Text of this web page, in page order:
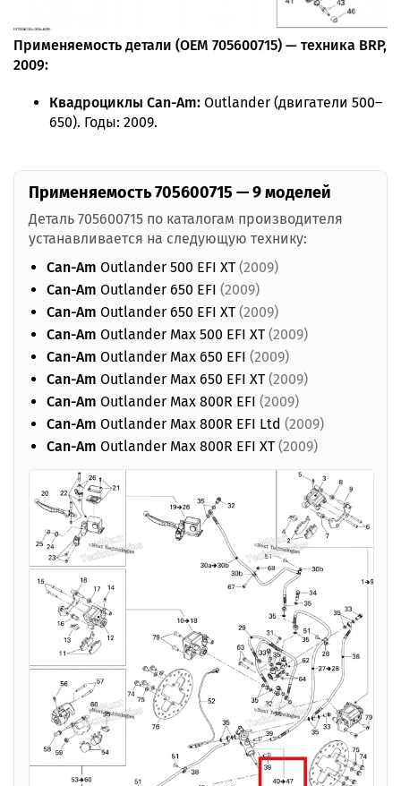
Применяемость детали (OEM 705600715) — техника BRP,
2009:
Квадроциклы Can-Am: Outlander (двигатели 500–
650). Годы: 2009.
Применяемость 705600715 — 9 моделей
Деталь 705600715 по каталогам производителя
устанавливается на следующую технику:
Can-Am Outlander 500 EFI XT (2009)
Can-Am Outlander 650 EFI (2009)
Can-Am Outlander 650 EFI XT (2009)
Can-Am Outlander Max 500 EFI XT (2009)
Can-Am Outlander Max 650 EFI (2009)
Can-Am Outlander Max 650 EFI XT (2009)
Can-Am Outlander Max 800R EFI (2009)
Can-Am Outlander Max 800R EFI Ltd (2009)
Can-Am Outlander Max 800R EFI XT (2009)